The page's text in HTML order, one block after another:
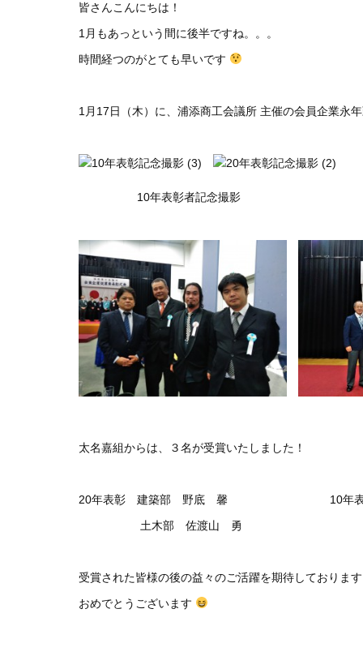
皆さんこんにちは！
1月もあっという間に後半ですね。。。
時間経つのがとても早いです
1月17日（木）に、浦添商工会議所 主催の会員企業永
10年表彰者記念撮影 20年表
太名嘉組からは、３名が受賞いたしました！
20年表彰 建築部 野底 馨 10年表彰
土木部 佐渡山 勇
受賞された皆様の後の益々のご活躍を期待しておりま
おめでとうございます